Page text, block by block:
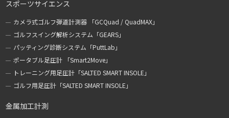
スポーツサイエンス
カメラ式ゴルフ弾道計測器 「GCQuad / QuadMAX」
ゴルフスイング解析システム「GEARS」
パッティング診断システム「PuttLab」
ポータブル足圧計 「Smart2Move」
トレーニング用足圧計「SALTED SMART INSOLE」
ゴルフ用足圧計「SALTED SMART INSOLE」
金属加工計測